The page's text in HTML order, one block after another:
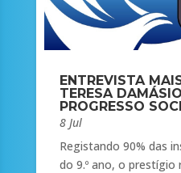
ENTREVISTA
TERESA
PROGRESSO
8 Jul
Registando 90% das
do 9.º ano, o